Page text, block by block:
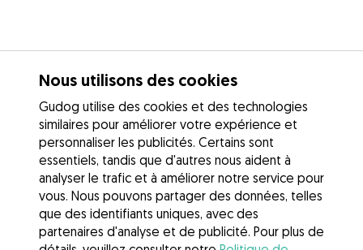
Nous utilisons des cookies
Gudog utilise des cookies et des technologies
similaires pour améliorer votre expérience et
personnaliser les publicités. Certains sont
essentiels, tandis que d'autres nous aident à
analyser le trafic et à améliorer notre service pour
vous. Nous pouvons partager des données, telles
que des identifiants uniques, avec des
partenaires d'analyse et de publicité. Pour plus de